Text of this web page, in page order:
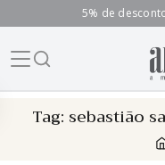
5% de
Tag: sebastião